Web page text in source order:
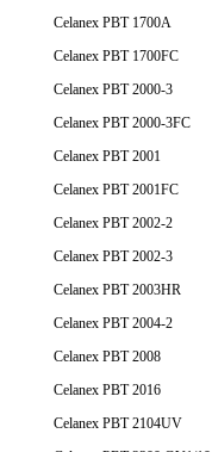
Celanex PBT 1700A
Celanex PBT 1700FC
Celanex PBT 2000-3
Celanex PBT 2000-3FC
Celanex PBT 2001
Celanex PBT 2001FC
Celanex PBT 2002-2
Celanex PBT 2002-3
Celanex PBT 2003HR
Celanex PBT 2004-2
Celanex PBT 2008
Celanex PBT 2016
Celanex PBT 2104UV